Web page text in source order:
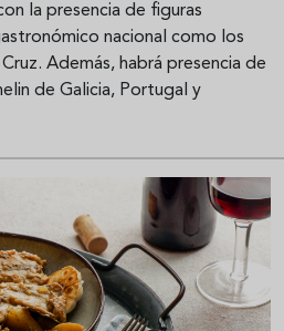
la presencia de figuras
nacional como los
Además, habrá presencia de
de Galicia, Portugal y